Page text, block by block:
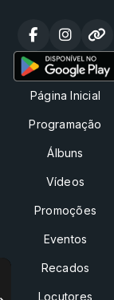
Página Inicial
Programação
Álbuns
Vídeos
Promoções
Eventos
Recados
Locutores